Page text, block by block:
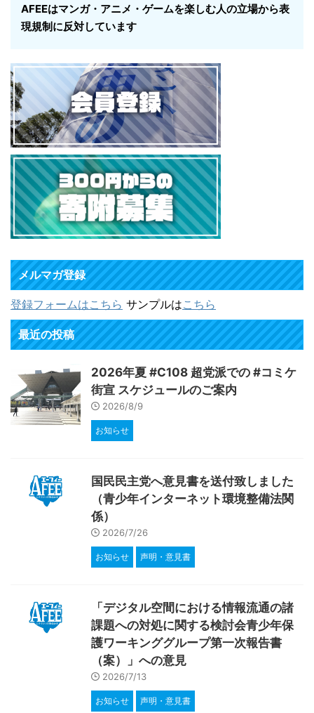
AFEEはマンガ・アニメ・ゲームを楽しむ人の立場から表
現規制に反対しています
メルマガ登録
登録フォームはこちら サンプルはこちら
最近の投稿
2026年夏 #C108 超党派での #コミケ
街宣 スケジュールのご案内
2026/8/9
お知らせ
国民民主党へ意見書を送付致しました
（青少年インターネット環境整備法関
係）
2026/7/26
お知らせ 声明・意見書
「デジタル空間における情報流通の諸
課題への対処に関する検討会青少年保
護ワーキンググループ第一次報告書
（案）」への意見
2026/7/13
お知らせ 声明・意見書